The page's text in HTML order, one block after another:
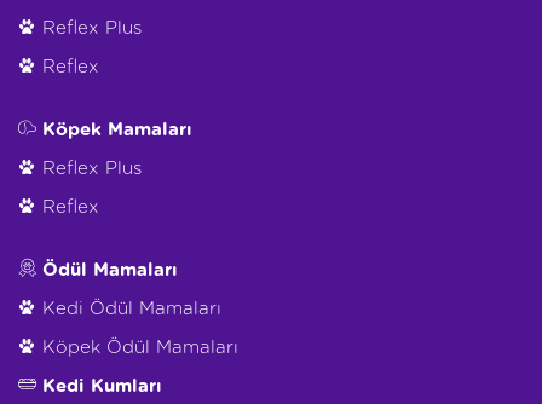
Reflex Plus
Reflex
Köpek Mamaları
Reflex Plus
Reflex
Ödül Mamaları
Kedi Ödül Mamaları
Köpek Ödül Mamaları
Kedi Kumları